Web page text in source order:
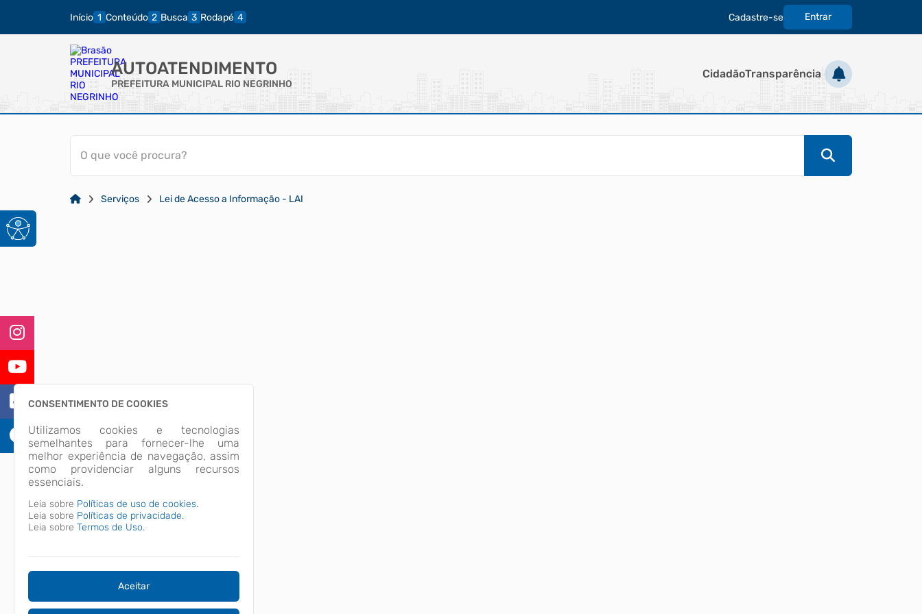
Início Conteúdo Busca Rodapé Cadastre-se Entrar
AUTOATENDIMENTO
PREFEITURA MUNICIPAL RIO NEGRINHO
CidadãoTransparência
O que você procura?
Serviços Lei de Acesso a Informação - LAI
CONSENTIMENTO DE COOKIES
Utilizamos cookies e tecnologias
semelhantes para fornecer-lhe uma
melhor experiência de navegação, assim
como providenciar alguns recursos
essenciais.
Leia sobre Políticas de uso de cookies.
Leia sobre Políticas de privacidade.
Leia sobre Termos de Uso.
Aceitar